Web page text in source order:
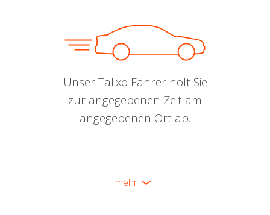
Unser Talixo Fahrer holt Sie
zur angegebenen Zeit am
angegebenen Ort ab.
mehr